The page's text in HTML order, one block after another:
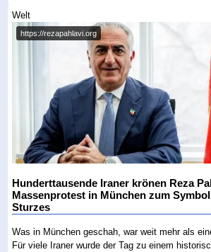
Welt
https://rezapahlavi.org
Hunderttausende Iraner krönen Reza
Massenprotest in München zum
Sturzes
Was in München geschah, war weit mehr als
Für viele Iraner wurde der Tag zu einem